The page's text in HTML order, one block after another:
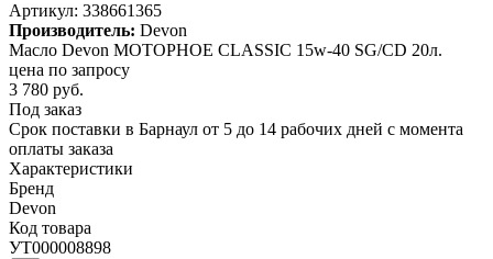
Артикул: 338661365
Производитель: Devon
Масло Devon МОТОРНОЕ CLASSIC 15w-40 SG/CD 20л.
цена по запросу
3 780 руб.
Под заказ
Срок поставки в Барнаул от 5 до 14 рабочих дней с момента
оплаты заказа
Характеристики
Бренд
Devon
Код товара
УТ000008898